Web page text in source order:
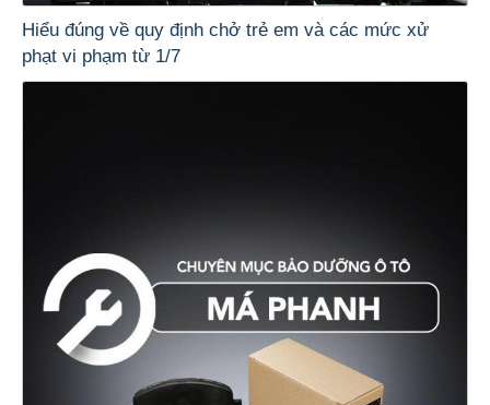
Hiểu đúng về quy định chở trẻ em và các mức xử
phạt vi phạm từ 1/7